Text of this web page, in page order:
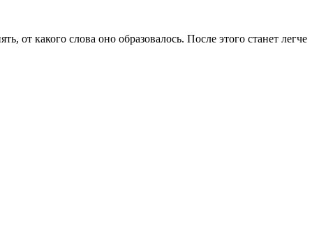
от какого слова оно образовалось. После этого станет легче